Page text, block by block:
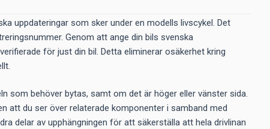
uppdateringar som sker under en modells livscykel. Det
Genom att ange din bils svenska
för just din bil. Detta eliminerar osäkerhet kring
som behöver bytas, samt om det är höger eller vänster sida.
att du ser över relaterade komponenter i samband med
delar av upphängningen för att säkerställa att hela drivlinan